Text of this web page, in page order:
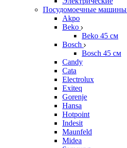
Посудомоечные машины
Akpo
Beko
Beko 45 см
Bosch
Bosch 45 см
Candy
Cata
Electrolux
Exiteq
Gorenje
Hansa
Hotpoint
Indesit
Maunfeld
Midea